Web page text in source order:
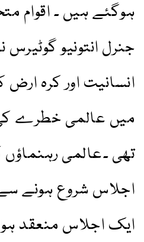
ہوگئے ہیں ۔ اقوام
جنرل انتونیو
انسانیت اور کرہ
میں عالمی خطرے
تھی ۔عالمی
اجلاس شروع ہونے سے
ایک اجلاس منعقد